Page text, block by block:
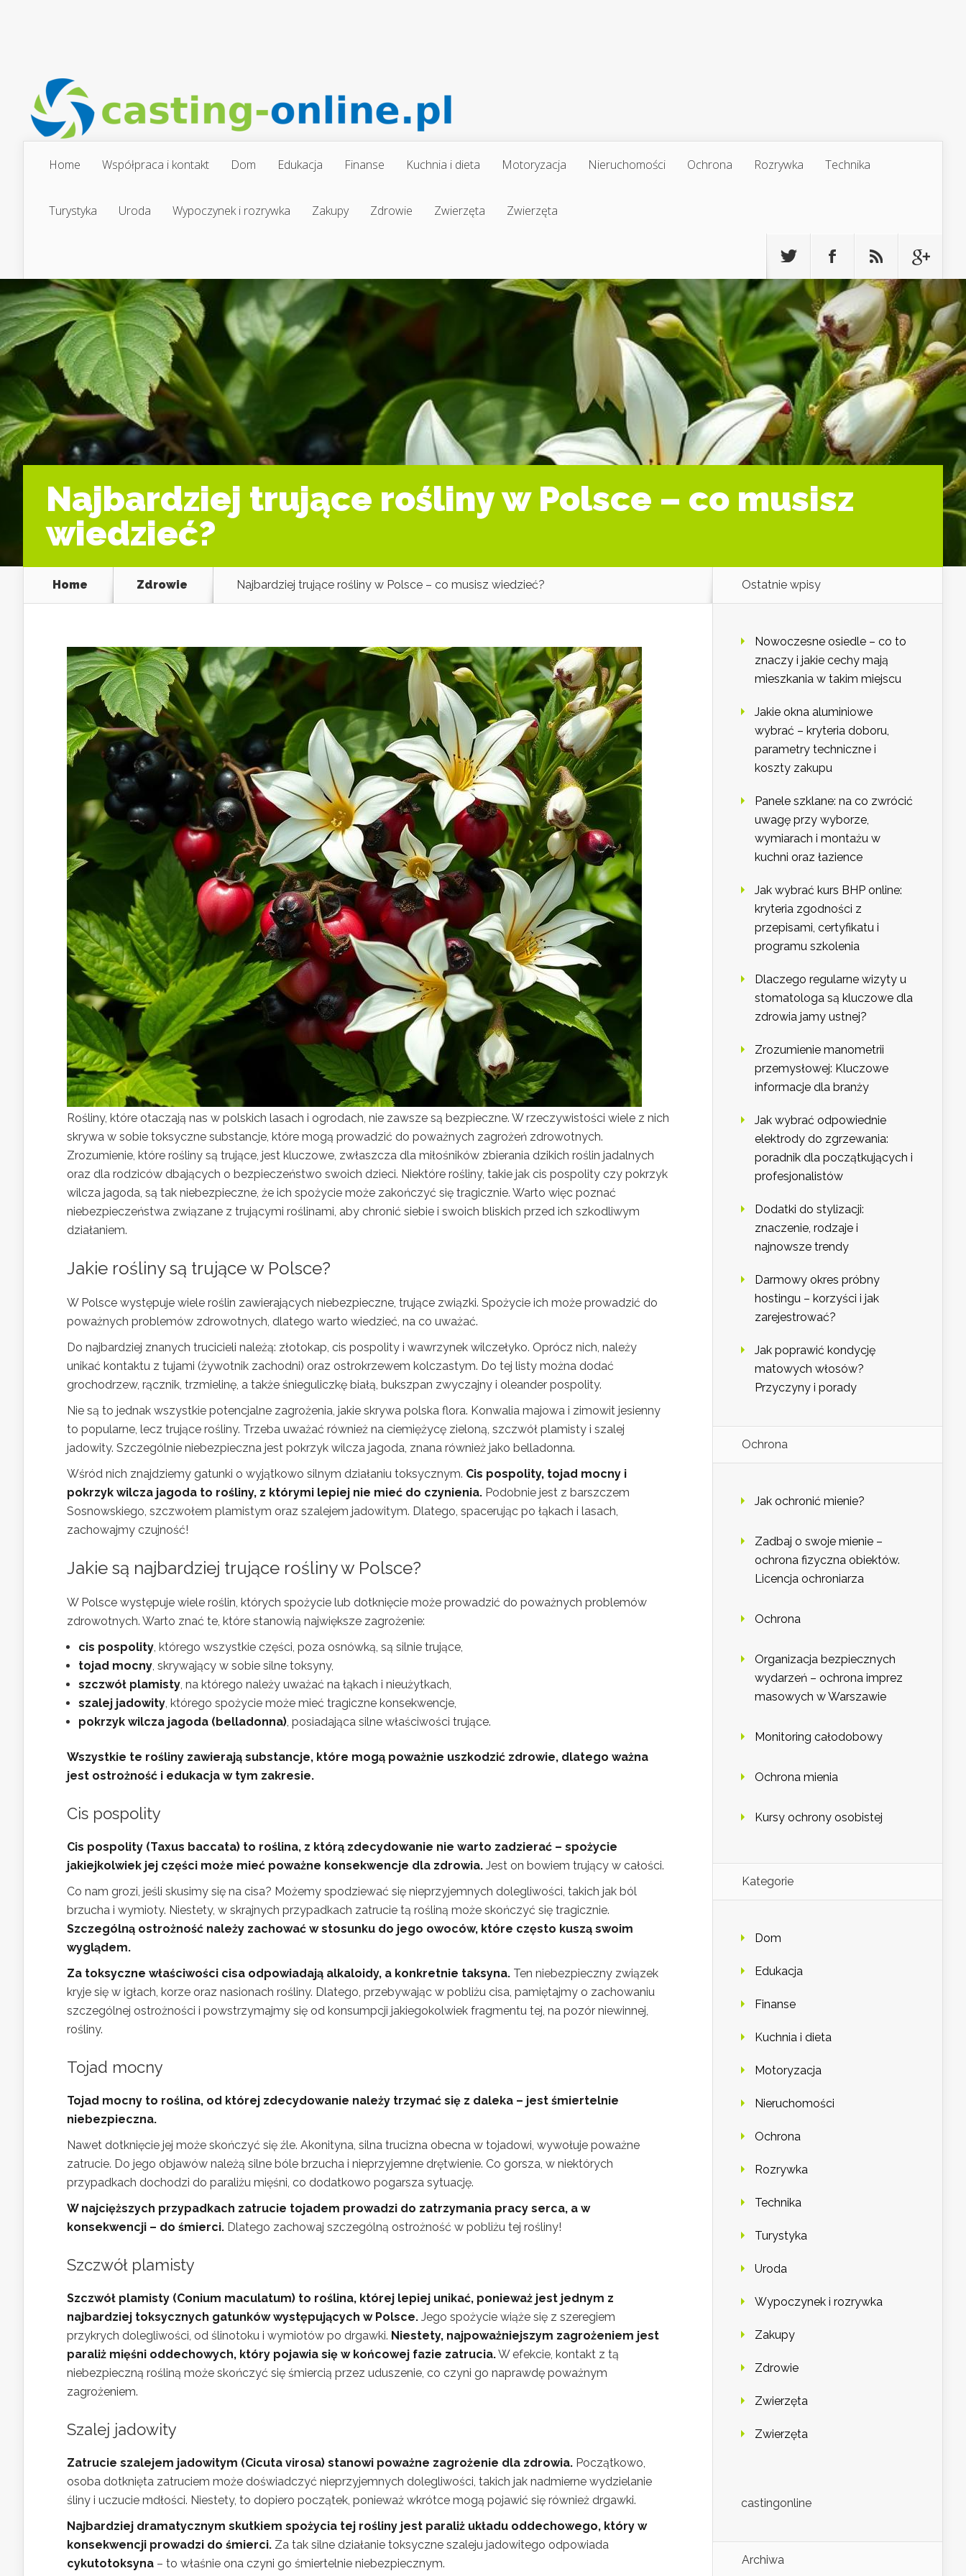
Home Współpraca i kontakt Dom Edukacja Finanse Kuchnia i dieta Motoryzacja Nieruchomości Ochrona Rozrywka Technika
Turystyka Uroda Wypoczynek i rozrywka Zakupy Zdrowie Zwierzęta Zwierzęta
Najbardziej trujące rośliny w Polsce – co musisz
wiedzieć?
Home Zdrowie Najbardziej trujące rośliny w Polsce – co musisz wiedzieć?
Rośliny, które otaczają nas w polskich lasach i ogrodach, nie zawsze są bezpieczne. W rzeczywistości wiele z nich
skrywa w sobie toksyczne substancje, które mogą prowadzić do poważnych zagrożeń zdrowotnych.
Zrozumienie, które rośliny są trujące, jest kluczowe, zwłaszcza dla miłośników zbierania dzikich roślin jadalnych
oraz dla rodziców dbających o bezpieczeństwo swoich dzieci. Niektóre rośliny, takie jak cis pospolity czy pokrzyk
wilcza jagoda, są tak niebezpieczne, że ich spożycie może zakończyć się tragicznie. Warto więc poznać
niebezpieczeństwa związane z trującymi roślinami, aby chronić siebie i swoich bliskich przed ich szkodliwym
działaniem.
Jakie rośliny są trujące w Polsce?
W Polsce występuje wiele roślin zawierających niebezpieczne, trujące związki. Spożycie ich może prowadzić do
poważnych problemów zdrowotnych, dlatego warto wiedzieć, na co uważać.
Do najbardziej znanych trucicieli należą: złotokap, cis pospolity i wawrzynek wilczełyko. Oprócz nich, należy
unikać kontaktu z tujami (żywotnik zachodni) oraz ostrokrzewem kolczastym. Do tej listy można dodać
grochodrzew, rącznik, trzmielinę, a także śnieguliczkę białą, bukszpan zwyczajny i oleander pospolity.
Nie są to jednak wszystkie potencjalne zagrożenia, jakie skrywa polska flora. Konwalia majowa i zimowit jesienny
to popularne, lecz trujące rośliny. Trzeba uważać również na ciemiężycę zieloną, szczwół plamisty i szalej
jadowity. Szczególnie niebezpieczna jest pokrzyk wilcza jagoda, znana również jako belladonna.
Wśród nich znajdziemy gatunki o wyjątkowo silnym działaniu toksycznym. Cis pospolity, tojad mocny i
pokrzyk wilcza jagoda to rośliny, z którymi lepiej nie mieć do czynienia. Podobnie jest z barszczem
Sosnowskiego, szczwołem plamistym oraz szalejem jadowitym. Dlatego, spacerując po łąkach i lasach,
zachowajmy czujność!
Jakie są najbardziej trujące rośliny w Polsce?
W Polsce występuje wiele roślin, których spożycie lub dotknięcie może prowadzić do poważnych problemów
zdrowotnych. Warto znać te, które stanowią największe zagrożenie:
cis pospolity, którego wszystkie części, poza osnówką, są silnie trujące,
tojad mocny, skrywający w sobie silne toksyny,
szczwół plamisty, na którego należy uważać na łąkach i nieużytkach,
szalej jadowity, którego spożycie może mieć tragiczne konsekwencje,
pokrzyk wilcza jagoda (belladonna), posiadająca silne właściwości trujące.
Wszystkie te rośliny zawierają substancje, które mogą poważnie uszkodzić zdrowie, dlatego ważna
jest ostrożność i edukacja w tym zakresie.
Cis pospolity
Cis pospolity (Taxus baccata) to roślina, z którą zdecydowanie nie warto zadzierać – spożycie
jakiejkolwiek jej części może mieć poważne konsekwencje dla zdrowia. Jest on bowiem trujący w całości.
Co nam grozi, jeśli skusimy się na cisa? Możemy spodziewać się nieprzyjemnych dolegliwości, takich jak ból
brzucha i wymioty. Niestety, w skrajnych przypadkach zatrucie tą rośliną może skończyć się tragicznie.
Szczególną ostrożność należy zachować w stosunku do jego owoców, które często kuszą swoim
wyglądem.
Za toksyczne właściwości cisa odpowiadają alkaloidy, a konkretnie taksyna. Ten niebezpieczny związek
kryje się w igłach, korze oraz nasionach rośliny. Dlatego, przebywając w pobliżu cisa, pamiętajmy o zachowaniu
szczególnej ostrożności i powstrzymajmy się od konsumpcji jakiegokolwiek fragmentu tej, na pozór niewinnej,
rośliny.
Tojad mocny
Tojad mocny to roślina, od której zdecydowanie należy trzymać się z daleka – jest śmiertelnie
niebezpieczna.
Nawet dotknięcie jej może skończyć się źle. Akonityna, silna trucizna obecna w tojadowi, wywołuje poważne
zatrucie. Do jego objawów należą silne bóle brzucha i nieprzyjemne drętwienie. Co gorsza, w niektórych
przypadkach dochodzi do paraliżu mięśni, co dodatkowo pogarsza sytuację.
W najcięższych przypadkach zatrucie tojadem prowadzi do zatrzymania pracy serca, a w
konsekwencji – do śmierci. Dlatego zachowaj szczególną ostrożność w pobliżu tej rośliny!
Szczwół plamisty
Szczwół plamisty (Conium maculatum) to roślina, której lepiej unikać, ponieważ jest jednym z
najbardziej toksycznych gatunków występujących w Polsce. Jego spożycie wiąże się z szeregiem
przykrych dolegliwości, od ślinotoku i wymiotów po drgawki. Niestety, najpoważniejszym zagrożeniem jest
paraliż mięśni oddechowych, który pojawia się w końcowej fazie zatrucia.W efekcie, kontakt z tą
niebezpieczną rośliną może skończyć się śmiercią przez uduszenie, co czyni go naprawdę poważnym
zagrożeniem.
Szalej jadowity
Zatrucie szalejem jadowitym (Cicuta virosa) stanowi poważne zagrożenie dla zdrowia. Początkowo,
osoba dotknięta zatruciem może doświadczyć nieprzyjemnych dolegliwości, takich jak nadmierne wydzielanie
śliny i uczucie mdłości. Niestety, to dopiero początek, ponieważ wkrótce mogą pojawić się również drgawki.
Najbardziej dramatycznym skutkiem spożycia tej rośliny jest paraliż układu oddechowego, który w
konsekwencji prowadzi do śmierci. Za tak silne działanie toksyczne szaleju jadowitego odpowiada
cykutotoksyna – to właśnie ona czyni go śmiertelnie niebezpiecznym.
Ostatnie wpisy
Nowoczesne osiedle – co to
znaczy i jakie cechy mają
mieszkania w takim miejscu
Jakie okna aluminiowe
wybrać – kryteria doboru,
parametry techniczne i
koszty zakupu
Panele szklane: na co zwrócić
uwagę przy wyborze,
wymiarach i montażu w
kuchni oraz łazience
Jak wybrać kurs BHP online:
kryteria zgodności z
przepisami, certyfikatu i
programu szkolenia
Dlaczego regularne wizyty u
stomatologa są kluczowe dla
zdrowia jamy ustnej?
Zrozumienie manometrii
przemysłowej: Kluczowe
informacje dla branży
Jak wybrać odpowiednie
elektrody do zgrzewania:
poradnik dla początkujących i
profesjonalistów
Dodatki do stylizacji:
znaczenie, rodzaje i
najnowsze trendy
Darmowy okres próbny
hostingu – korzyści i jak
zarejestrować?
Jak poprawić kondycję
matowych włosów?
Przyczyny i porady
Ochrona
Jak ochronić mienie?
Zadbaj o swoje mienie –
ochrona fizyczna obiektów.
Licencja ochroniarza
Ochrona
Organizacja bezpiecznych
wydarzeń – ochrona imprez
masowych w Warszawie
Monitoring całodobowy
Ochrona mienia
Kursy ochrony osobistej
Kategorie
Dom
Edukacja
Finanse
Kuchnia i dieta
Motoryzacja
Nieruchomości
Ochrona
Rozrywka
Technika
Turystyka
Uroda
Wypoczynek i rozrywka
Zakupy
Zdrowie
Zwierzęta
Zwierzęta
castingonline
Archiwa